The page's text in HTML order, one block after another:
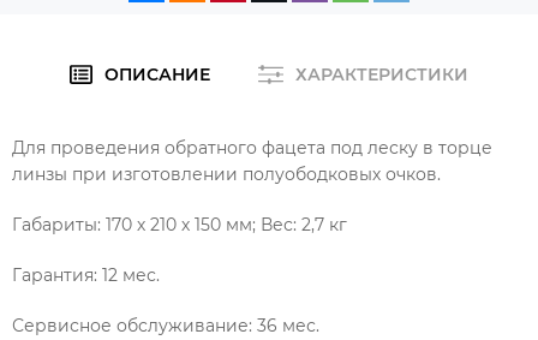
ОПИСАНИЕ ХАРАКТЕРИСТИКИ
Для проведения обратного фацета под леску в торце
линзы при изготовлении полуободковых очков.
Габариты: 170 х 210 х 150 мм; Вес: 2,7 кг
Гарантия: 12 мес.
Сервисное обслуживание: 36 мес.